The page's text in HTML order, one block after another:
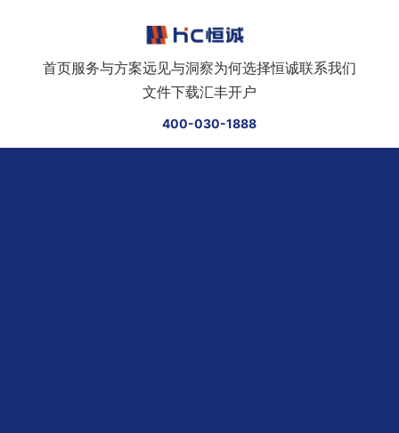
首页服务与方案远见与洞察为何选择恒诚联系我们
文件下载汇丰开户
400-030-1888